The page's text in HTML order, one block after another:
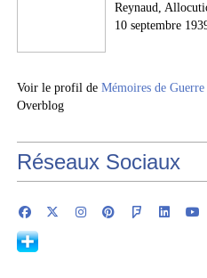
Reynaud,
10 septembre
Voir le profil de Mémoires de Guerre
Overblog
Réseaux Sociaux